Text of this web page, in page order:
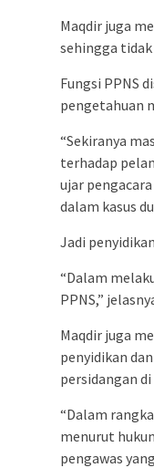
Maqdir juga
sehingga
Fungsi PPNS
pengetahuan
“Sekiranya
terhadap
ujar
dalam kasus
Jadi
“Dalam
PPNS,”
Maqdir juga
penyidikan
persidangan
“Dalam
menurut
pengawas